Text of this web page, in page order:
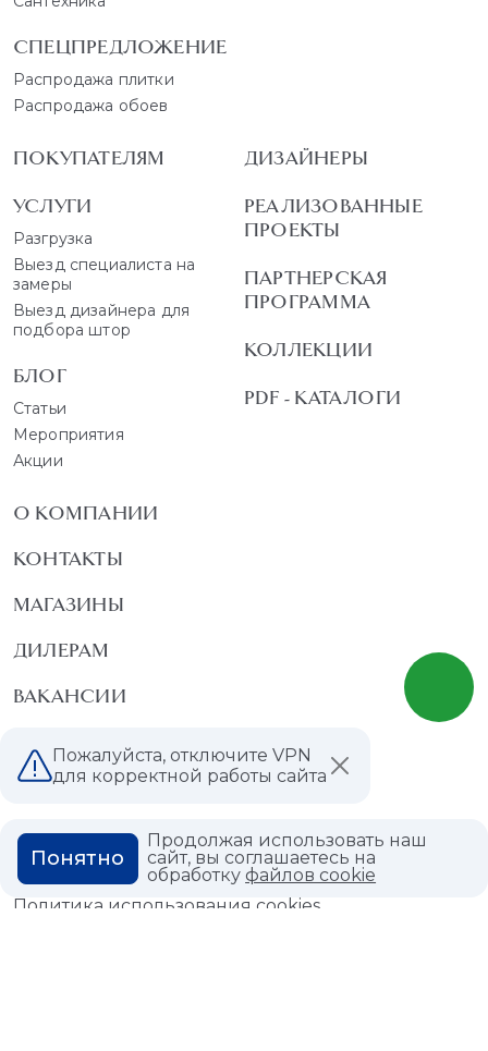
СПЕЦПРЕДЛОЖЕНИЕ
Распродажа плитки
Распродажа обоев
ПОКУПАТЕЛЯМ
УСЛУГИ
Разгрузка
Выезд специалиста на
замеры
Выезд дизайнера для
подбора штор
БЛОГ
Статьи
Мероприятия
Акции
ДИЗАЙНЕРЫ
РЕАЛИЗОВАННЫЕ
ПРОЕКТЫ
ПАРТНЕРСКАЯ
ПРОГРАММА
КОЛЛЕКЦИИ
PDF - КАТАЛОГИ
О КОМПАНИИ
КОНТАКТЫ
МАГАЗИНЫ
ДИЛЕРАМ
ВАКАНСИИ
ВОПРОС ОТВЕТ
ГЛОССАРИЙ
Политика конфиденциальности
Политика использования cookies
Пожалуйста, отключите VPN
для корректной работы сайта
Продолжая использовать наш
сайт, вы соглашаетесь на
обработкуфайлов cookie
Понятно